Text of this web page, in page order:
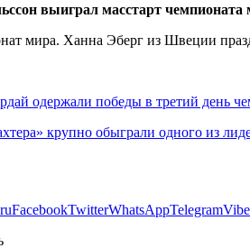
выиграл масстарт чемпионата
одержали победы в третий день
крупно обыграли одного из
FacebookTwitterWhatsAppTelegram